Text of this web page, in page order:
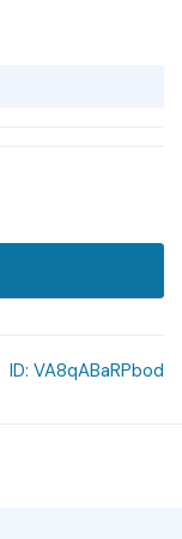
ID: VA8qABaRPbod